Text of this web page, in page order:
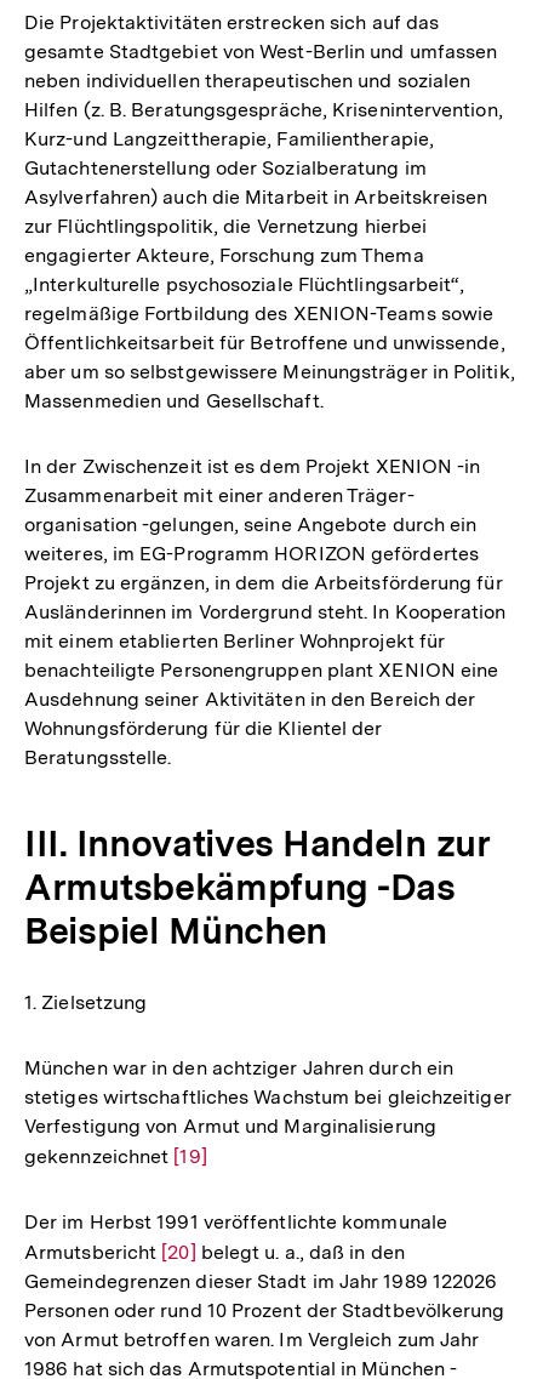
Die Projektaktivitäten erstrecken sich auf das
gesamte Stadtgebiet von West-Berlin und umfassen
neben individuellen therapeutischen und sozialen
Hilfen (z. B. Beratungsgespräche, Krisenintervention,
Kurz-und Langzeittherapie, Familientherapie,
Gutachtenerstellung oder Sozialberatung im
Asylverfahren) auch die Mitarbeit in Arbeitskreisen
zur Flüchtlingspolitik, die Vernetzung hierbei
engagierter Akteure, Forschung zum Thema
„Interkulturelle psychosoziale Flüchtlingsarbeit“,
regelmäßige Fortbildung des XENION-Teams sowie
Öffentlichkeitsarbeit für Betroffene und unwissende,
aber um so selbstgewissere Meinungsträger in Politik,
Massenmedien und Gesellschaft.
In der Zwischenzeit ist es dem Projekt XENION -in
Zusammenarbeit mit einer anderen Träger-
organisation -gelungen, seine Angebote durch ein
weiteres, im EG-Programm HORIZON gefördertes
Projekt zu ergänzen, in dem die Arbeitsförderung für
Ausländerinnen im Vordergrund steht. In Kooperation
mit einem etablierten Berliner Wohnprojekt für
benachteiligte Personengruppen plant XENION eine
Ausdehnung seiner Aktivitäten in den Bereich der
Wohnungsförderung für die Klientel der
Beratungsstelle.
III. Innovatives Handeln zur
Armutsbekämpfung -Das
Beispiel München
1. Zielsetzung
München war in den achtziger Jahren durch ein
stetiges wirtschaftliches Wachstum bei gleichzeitiger
Verfestigung von Armut und Marginalisierung
gekennzeichnet Zur
der
Fußnote
[19]
Der im Herbst 1991 veröffentlichte kommunale
Armutsbericht Zur
Auflösung
der
Fußnote
[20] belegt u. a., daß in den
Gemeindegrenzen dieser Stadt im Jahr 1989 122026
Personen oder rund 10 Prozent der Stadtbevölkerung
von Armut betroffen waren. Im Vergleich zum Jahr
1986 hat sich das Armutspotential in München -